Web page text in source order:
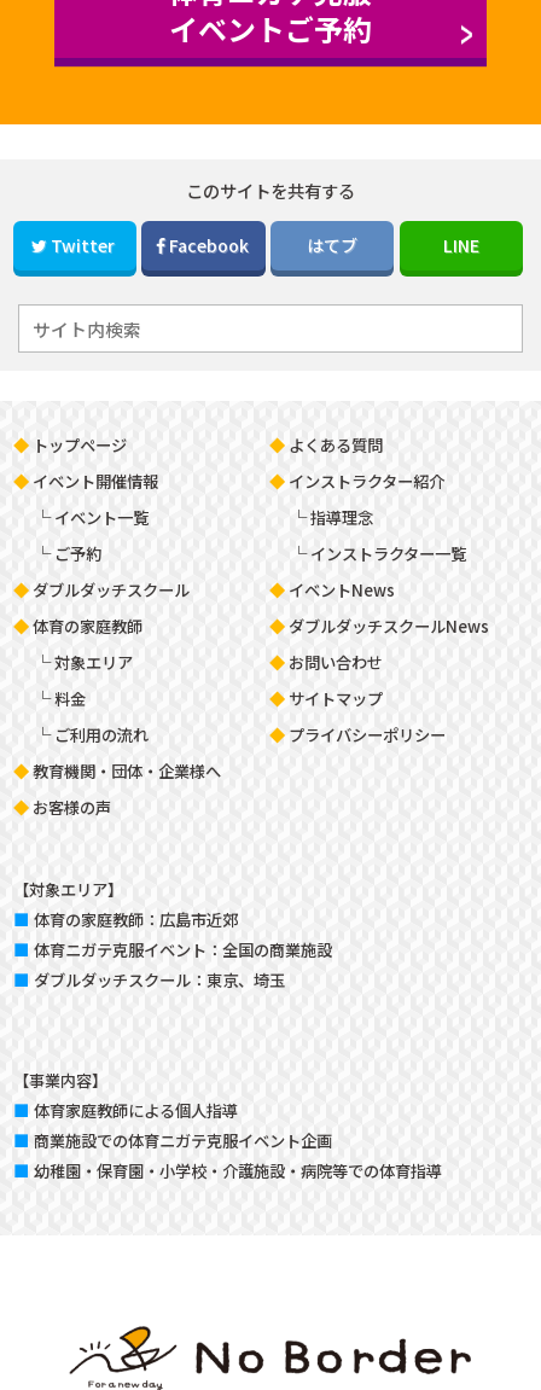
イベントご予約
このサイトを共有する
Twitter Facebook はてブ LINE
トップページ
イベント開催情報
イベント一覧
ご予約
ダブルダッチスクール
体育の家庭教師
対象エリア
料金
ご利用の流れ
教育機関・団体・企業様へ
お客様の声
よくある質問
インストラクター紹介
指導理念
インストラクター一覧
イベントNews
ダブルダッチスクールNews
お問い合わせ
サイトマップ
プライバシーポリシー
【対象エリア】
体育の家庭教師： 広島市近郊
体育ニガテ克服イベント： 全国の商業施設
ダブルダッチスクール： 東京、埼玉
【事業内容】
体育家庭教師による個人指導
商業施設での体育ニガテ克服イベント企画
幼稚園・保育園・小学校・介護施設・病院等での体育指導